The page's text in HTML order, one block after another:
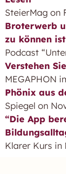
SteierMag on
Broterwerb
zu können
Podcast
Verstehen
MEGAPHON
Phönix aus
Spiegel on
“Die App
Klarer Kurs in